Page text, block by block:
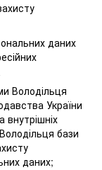
даних
Володільця
України
внутрішніх
бази
даних;